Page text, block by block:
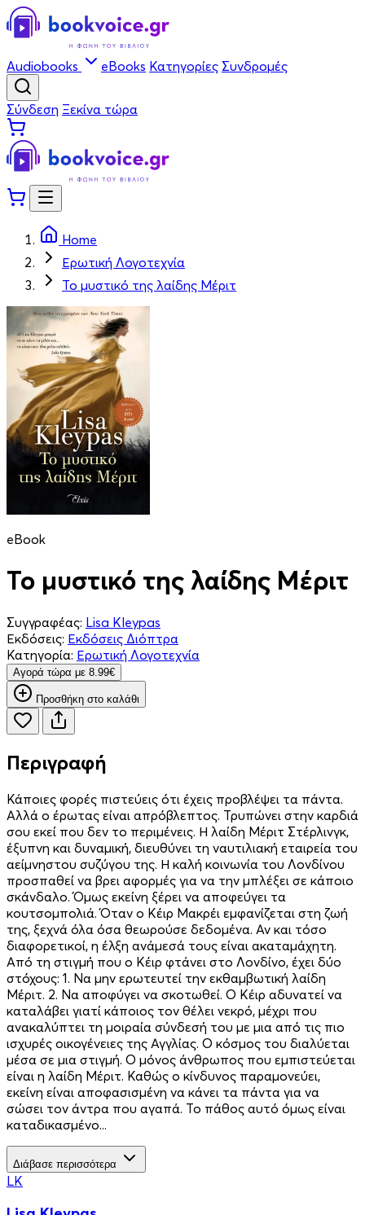
Audiobooks eBooks Κατηγορίες Συνδρομές
Σύνδεση Ξεκίνα τώρα
Home
Ερωτική Λογοτεχνία
Το μυστικό της λαίδης Μέριτ
eBook
Το μυστικό της λαίδης Μέριτ
Συγγραφέας: Lisa Kleypas
Εκδόσεις: Εκδόσεις Διόπτρα
Κατηγορία: Ερωτική Λογοτεχνία
Aγορά τώρα με 8.99€
Προσθήκη στο καλάθι
Περιγραφή
Κάποιες φορές πιστεύεις ότι έχεις προβλέψει τα πάντα.
Αλλά ο έρωτας είναι απρόβλεπτος. Τρυπώνει στην καρδιά
σου εκεί που δεν το περιμένεις. Η λαίδη Μέριτ Στέρλινγκ,
έξυπνη και δυναμική, διευθύνει τη ναυτιλιακή εταιρεία του
αείμνηστου συζύγου της. Η καλή κοινωνία του Λονδίνου
προσπαθεί να βρει αφορμές για να την μπλέξει σε κάποιο
σκάνδαλο. Όμως εκείνη ξέρει να αποφεύγει τα
κουτσομπολιά. Όταν ο Κέιρ Μακρέι εμφανίζεται στη ζωή
της, ξεχνά όλα όσα θεωρούσε δεδομένα. Αν και τόσο
διαφορετικοί, η έλξη ανάμεσά τους είναι ακαταμάχητη.
Από τη στιγμή που ο Κέιρ φτάνει στο Λονδίνο, έχει δύο
στόχους: 1. Να μην ερωτευτεί την εκθαμβωτική λαίδη
Μέριτ. 2. Να αποφύγει να σκοτωθεί. Ο Κέιρ αδυνατεί να
καταλάβει γιατί κάποιος τον θέλει νεκρό, μέχρι που
ανακαλύπτει τη μοιραία σύνδεσή του με μια από τις πιο
ισχυρές οικογένειες της Αγγλίας. Ο κόσμος του διαλύεται
μέσα σε μια στιγμή. Ο μόνος άνθρωπος που εμπιστεύεται
είναι η λαίδη Μέριτ. Καθώς ο κίνδυνος παραμονεύει,
εκείνη είναι αποφασισμένη να κάνει τα πάντα για να
σώσει τον άντρα που αγαπά. Το πάθος αυτό όμως είναι
καταδικασμένο...
Διάβασε περισσότερα
LK